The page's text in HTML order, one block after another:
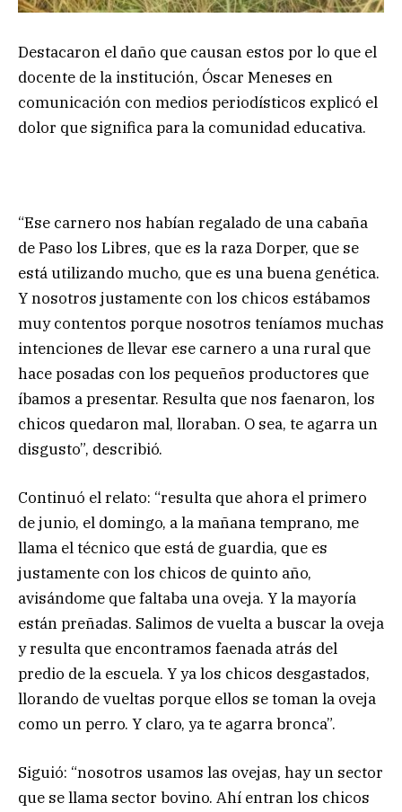
Destacaron el daño que causan estos por lo que el
docente de la institución, Óscar Meneses en
comunicación con medios periodísticos explicó el
dolor que significa para la comunidad educativa.
“Ese carnero nos habían regalado de una cabaña
de Paso los Libres, que es la raza Dorper, que se
está utilizando mucho, que es una buena genética.
Y nosotros justamente con los chicos estábamos
muy contentos porque nosotros teníamos muchas
intenciones de llevar ese carnero a una rural que
hace posadas con los pequeños productores que
íbamos a presentar. Resulta que nos faenaron, los
chicos quedaron mal, lloraban. O sea, te agarra un
disgusto”, describió.
Continuó el relato: “resulta que ahora el primero
de junio, el domingo, a la mañana temprano, me
llama el técnico que está de guardia, que es
justamente con los chicos de quinto año,
avisándome que faltaba una oveja. Y la mayoría
están preñadas. Salimos de vuelta a buscar la oveja
y resulta que encontramos faenada atrás del
predio de la escuela. Y ya los chicos desgastados,
llorando de vueltas porque ellos se toman la oveja
como un perro. Y claro, ya te agarra bronca”.
Siguió: “nosotros usamos las ovejas, hay un sector
que se llama sector bovino. Ahí entran los chicos